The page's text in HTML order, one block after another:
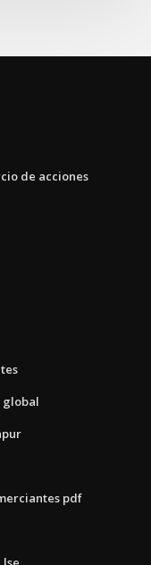
de acciones
global
pdf